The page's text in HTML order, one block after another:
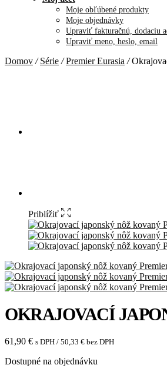
Moje obľúbené produkty
Moje objednávky
Upraviť fakturačnú, dodaciu
Upraviť meno, heslo, email
Domov / Série / Premier Eurasia /
Priblížiť
OKRAJOVACÍ
61,90 € s DPH / 50,33 € bez DPH
Dostupné na objednávku